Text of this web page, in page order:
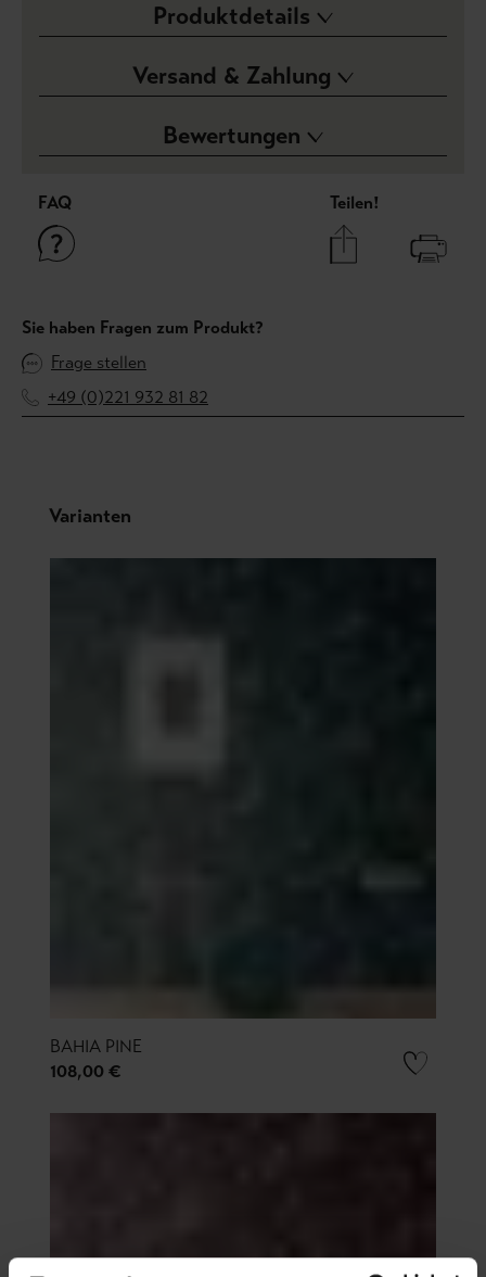
Produktdetails
Versand & Zahlung
Bewertungen
FAQ Teilen!
Sie haben Fragen zum Produkt?
Frage stellen
+49 (0)221 932 81 82
Produktgalerie überspringen
Varianten
BAHIA PINE
108,00 €